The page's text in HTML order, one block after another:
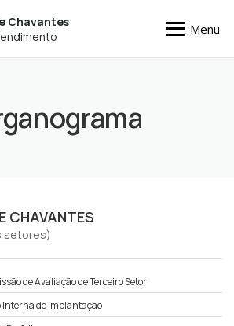
Chavantes
Menu
CHAVANTES
setores)
de Avaliação de Terceiro Setor
Interna de Implantação